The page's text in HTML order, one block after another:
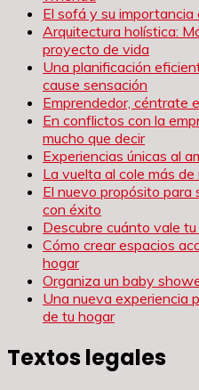
El sofá y su importancia
Arquitectura holística:
proyecto de vida
Una planificación
cause sensación
Emprendedor, céntrate
En conflictos con la
mucho que decir
Experiencias únicas al
La vuelta al cole más
El nuevo propósito para
con éxito
Descubre cuánto vale
Cómo crear espacios
hogar
Organiza un baby
Una nueva experiencia
de tu hogar
Textos legales